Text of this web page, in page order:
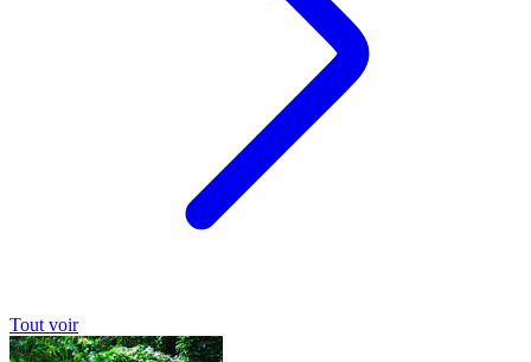
Tout voir